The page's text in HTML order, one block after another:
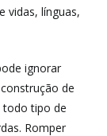
vidas, línguas,
ignorar
de
todo tipo de
Romper